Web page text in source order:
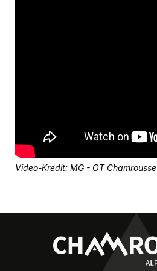
Video-Kredit: MG - OT Chamrousse